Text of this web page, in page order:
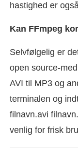
hastighed er
Kan FFmpeg
Selvfølgelig er
open source-
AVI til MP3 og
terminalen og
filnavn.avi
venlig for frisk